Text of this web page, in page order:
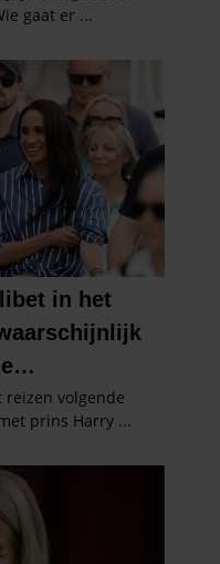
en analyse. Deze
of die ze hebben
van hun services. U
u onze website blijft